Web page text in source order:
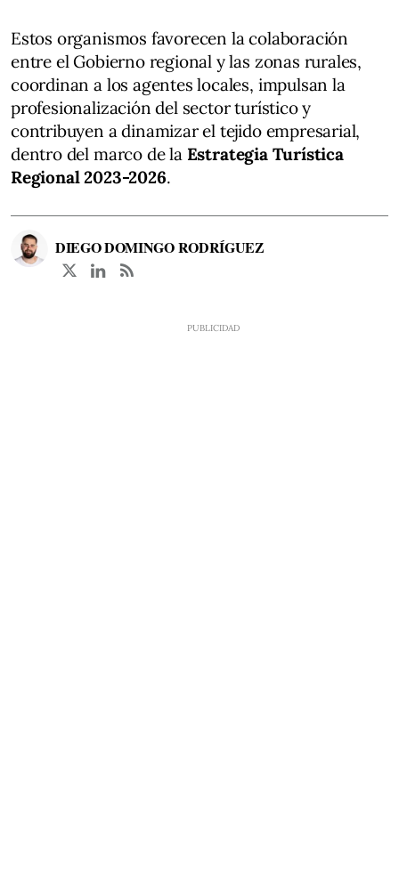
Estos organismos favorecen la colaboración
entre el Gobierno regional y las zonas rurales,
coordinan a los agentes locales, impulsan la
profesionalización del sector turístico y
contribuyen a dinamizar el tejido empresarial,
dentro del marco de la Estrategia Turística
Regional 2023-2026.
DIEGO DOMINGO RODRÍGUEZ